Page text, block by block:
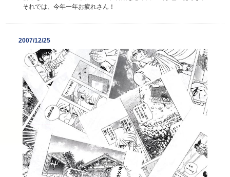
それでは、今年一年お疲れさん！
2007/12/25